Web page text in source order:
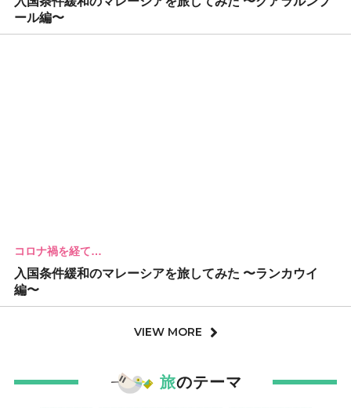
ール編〜
コロナ禍を経て…
入国条件緩和のマレーシアを旅してみた 〜ランカウイ
編〜
VIEW MORE
旅のテーマ